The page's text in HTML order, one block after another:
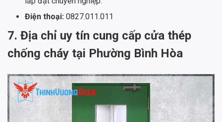
Điện thoại: 0827.011.011
7. Địa chỉ uy tín cung cấp cửa thép
chống cháy tại Phường Bình Hòa